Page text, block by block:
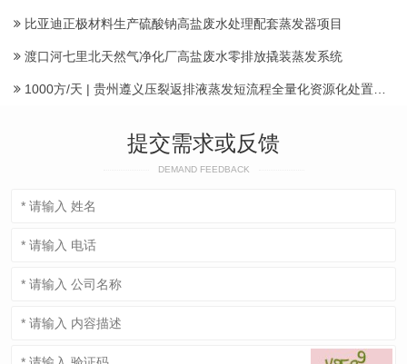
比亚迪正极材料生产硫酸钠高盐废水处理配套蒸发器项目
渡口河七里北天然气净化厂高盐废水零排放撬装蒸发系统
1000方/天 | 贵州遵义压裂返排液蒸发短流程全量化资源化处置项目建成投运产水
提交需求或反馈
DEMAND FEEDBACK